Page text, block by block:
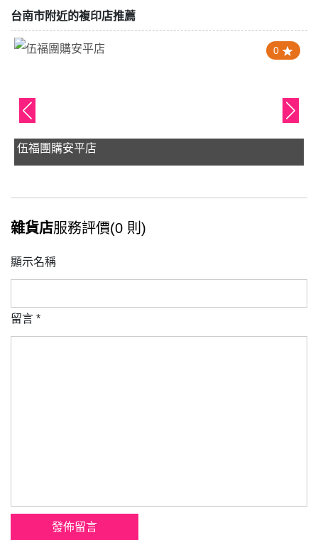
台南市附近的複印店推薦
0
伍福團購安平店
雜貨店服務評價(0 則)
顯示名稱
留言 *